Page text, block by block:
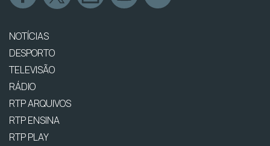
NOTÍCIAS
DESPORTO
TELEVISÃO
RÁDIO
RTP ARQUIVOS
RTP ENSINA
RTP PLAY